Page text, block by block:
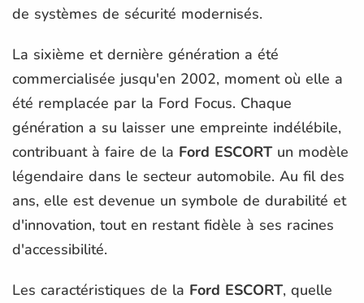
de systèmes de sécurité modernisés.
La sixième et dernière génération a été
commercialisée jusqu'en 2002, moment où elle a
été remplacée par la Ford Focus. Chaque
génération a su laisser une empreinte indélébile,
contribuant à faire de la Ford ESCORTun modèle
légendaire dans le secteur automobile. Au fil des
ans, elle est devenue un symbole de durabilité et
d'innovation, tout en restant fidèle à ses racines
d'accessibilité.
Les caractéristiques de la Ford ESCORT, quelle